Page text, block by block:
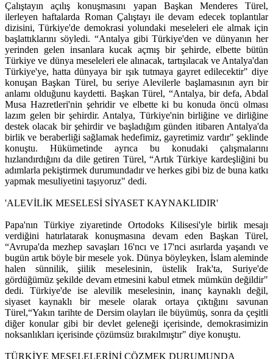
Çalıştayın açılış konuşmasını yapan Başkan Menderes Türel,
ilerleyen haftalarda Roman Çalıştayı ile devam edecek toplantılar
dizisini, Türkiye'de demokrasi yolundaki meseleleri ele almak için
başlattıklarını söyledi. “Antalya gibi Türkiye'den ve dünyanın her
yerinden gelen insanlara kucak açmış bir şehirde, elbette bütün
Türkiye ve dünya meseleleri ele alınacak, tartışılacak ve Antalya'dan
Türkiye'ye, hatta dünyaya bir ışık tutmaya gayret edilecektir" diye
konuşan Başkan Türel, bu seriye Alevilerle başlamasının ayrı bir
anlamı olduğunu kaydetti. Başkan Türel, “Antalya, bir defa, Abdal
Musa Hazretleri'nin şehridir ve elbette ki bu konuda öncü olması
lazım gelen bir şehirdir. Antalya, Türkiye'nin birliğine ve dirliğine
destek olacak bir şehirdir ve başladığım günden itibaren Antalya'da
birlik ve beraberliği sağlamak hedefimiz, gayretimiz vardır" şeklinde
konuştu. Hükümetinde ayrıca bu konudaki çalışmalarını
hızlandırdığını da dile getiren Türel, “Artık Türkiye kardeşliğini bu
adımlarla pekiştirmek durumundadır ve herkes gibi biz de buna katkı
yapmak mesuliyetini taşıyoruz" dedi.
'ALEVİLİK MESELESİ SİYASET KAYNAKLIDIR'
Papa'nın Türkiye ziyaretinde Ortodoks Kilisesi'yle birlik mesajı
verdiğini hatırlatarak konuşmasına devam eden Başkan Türel,
“Avrupa'da mezhep savaşları 16'ncı ve 17'nci asırlarda yaşandı ve
bugün artık böyle bir mesele yok. Dünya böyleyken, İslam aleminde
halen sünnilik, şiilik meselesinin, üstelik Irak'ta, Suriye'de
gördüğümüz şekilde devam etmesini kabul etmek mümkün değildir"
dedi. Türkiye'de ise alevilik meselesinin, inanç kaynaklı değil,
siyaset kaynaklı bir mesele olarak ortaya çıktığını savunan
Türel,“Yakın tarihte de Dersim olayları ile büyümüş, sonra da çeşitli
diğer konular gibi bir devlet geleneği içerisinde, demokrasimizin
noksanlıkları içerisinde çözümsüz bırakılmıştır" diye konuştu.
TÜRKİYE MESELELERİNİ ÇÖZMEK DURUMUNDA